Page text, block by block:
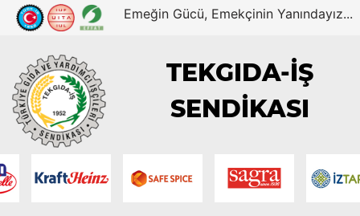
Emeğin Gücü, Emekçinin Yanındayız...
TEKGIDA-İŞ
SENDİKASI